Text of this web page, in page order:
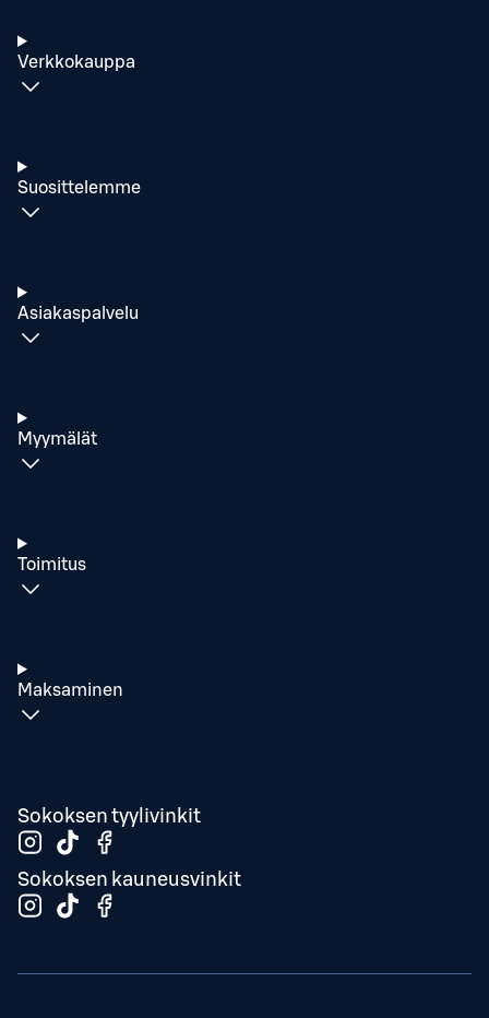
Verkkokauppa
Suosittelemme
Asiakaspalvelu
Myymälät
Toimitus
Maksaminen
Sokoksen tyylivinkit
Sokoksen kauneusvinkit